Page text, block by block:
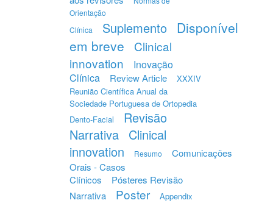
Orientação
Clínica
Suplemento Disponível
em breve
Clinical
innovation
Inovação
Clínica
Review Article
XXXIV
Reunião Científica Anual da
Sociedade Portuguesa de Ortopedia
Dento-Facial
Revisão
Narrativa Clinical
innovation
Resumo
Comunicações
Orais - Casos
Clínicos
Pósteres Revisão
Narrativa
Poster Appendix